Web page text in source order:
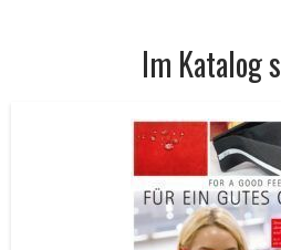
Im Katalog